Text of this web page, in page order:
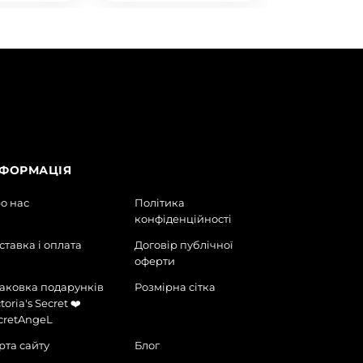
нас
Політика
конфіденційності
і оплата
Договір публічної
оферти
подарунків
Secret ❤️
Розмірна сітка
сайту Блог